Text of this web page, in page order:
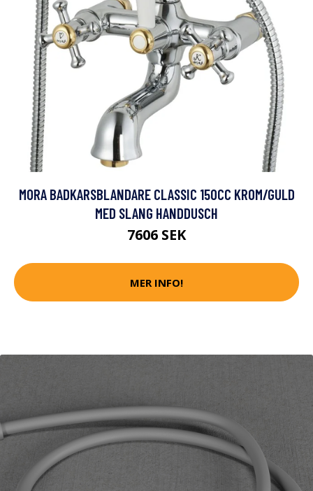
MORA BADKARSBLANDARE CLASSIC 150CC KROM/GULD
MED SLANG HANDDUSCH
7606 SEK
MER INFO!